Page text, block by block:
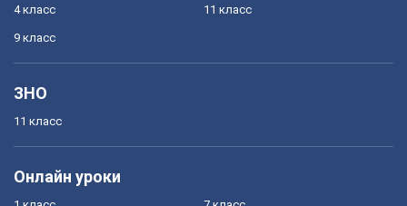
4 класс
9 класс
11 класс
ЗНО
11 класс
Онлайн уроки